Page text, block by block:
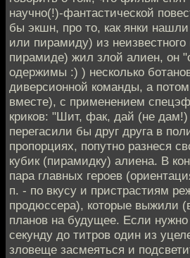
научно(!)-фантастической
бы экшн, про то, как янки
или пирамиду) из
пирамиде) жил злой алиен, он
одержимы :) ) несколько
диверсионной команды, а
вместе), с применением
криков: "Шит, фак, дай (не
перегасили бы друг друга в
пропорциях, попутно разнеся
кубик (пирамидку) алиена. В
пара главных героев
п. - по вкусу и пристрастиям
продюссера), которые выжили
планов на будущее. Если
секунду до титров один из
зловеще засмеяться и